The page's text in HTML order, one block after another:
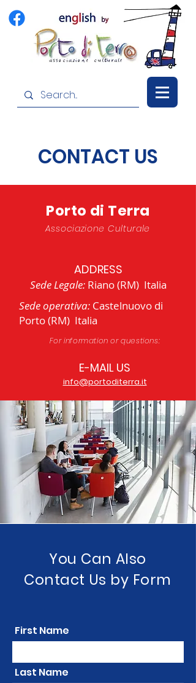
CONTACT US
Porto di Terra
Associazione Culturale
ADDRESS
Sede Legale: Riano(RM) Italia
Sede operativa: Castelnuovo di
Porto(RM) Italia
For information or questions:
E-MAIL US
info@portoditerra.it
You Can Also
Contact Us by Form
First Name
Last Name